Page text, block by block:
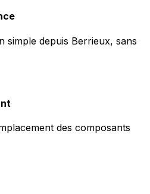
simple depuis Berrieux, sans
des composants